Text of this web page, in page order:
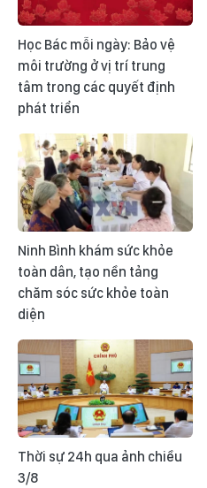
Học Bác mỗi ngày: Bảo vệ
môi trường ở vị trí trung
tâm trong các quyết định
phát triển
Ninh Bình khám sức khỏe
toàn dân, tạo nền tảng
chăm sóc sức khỏe toàn
diện
Thời sự 24h qua ảnh chiều
3/8